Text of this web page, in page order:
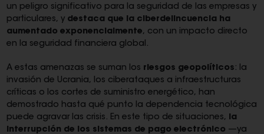
un peligro significativo para la seguridad de las empresas y
particulares, y destaca que la ciberdelincuencia ha
aumentado exponencialmente, con un impacto directo
en la seguridad financiera global.
A estas amenazas se suman los riesgos geopolíticos : la
invasión de Ucrania, los ciberataques a infraestructuras
críticas o los cortes de suministro energético, han
demostrado hasta qué punto la dependencia tecnológica
puede agravar las crisis. En este tipo de situaciones, la
interrupción de los sistemas de pago electrónico —ya